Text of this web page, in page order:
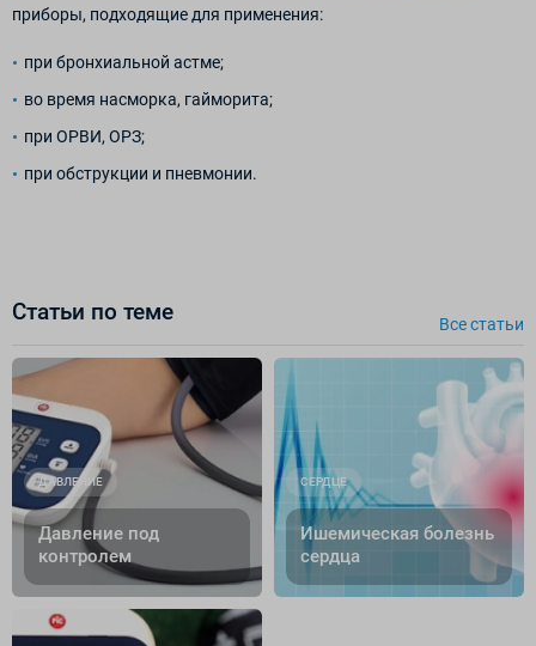
приборы, подходящие для применения:
при бронхиальной астме;
во время насморка, гайморита;
при ОРВИ, ОРЗ;
при обструкции и пневмонии.
Статьи по теме Все cтатьи
ДАВЛЕНИЕ
Давление под
контролем
СЕРДЦЕ
Ишемическая болезнь
сердца